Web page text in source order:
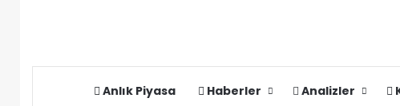
Anlık Piyasa Haberler Analizler